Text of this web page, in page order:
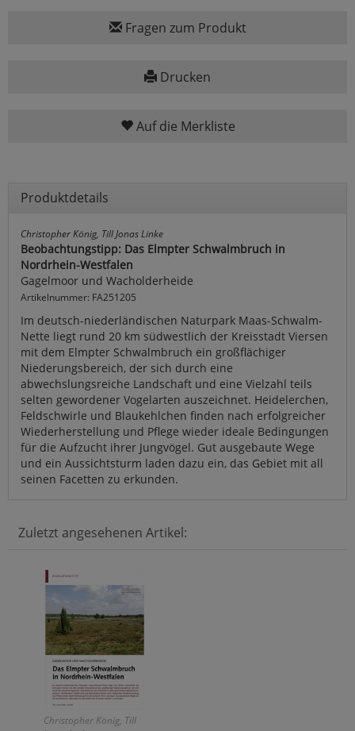
Fragen zum Produkt
Drucken
Auf die Merkliste
Produktdetails
Christopher König, Till Jonas Linke
Beobachtungstipp: Das Elmpter Schwalmbruch in
Nordrhein-Westfalen
Gagelmoor und Wacholderheide
Artikelnummer: FA251205
Im deutsch-niederländischen Naturpark Maas-Schwalm-
Nette liegt rund 20 km südwestlich der Kreisstadt Viersen
mit dem Elmpter Schwalmbruch ein großflächiger
Niederungsbereich, der sich durch eine
abwechslungsreiche Landschaft und eine Vielzahl teils
selten gewordener Vogelarten auszeichnet. Heidelerchen,
Feldschwirle und Blaukehlchen finden nach erfolgreicher
Wiederherstellung und Pflege wieder ideale Bedingungen
für die Aufzucht ihrer Jungvögel. Gut ausgebaute Wege
und ein Aussichtsturm laden dazu ein, das Gebiet mit all
seinen Facetten zu erkunden.
Zuletzt angesehenen Artikel:
Christopher König, Till